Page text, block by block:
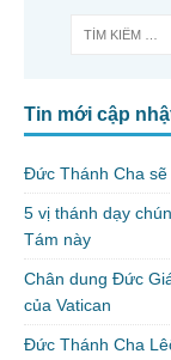
Tin mới cập
Đức Thánh Cha sẽ
5 vị thánh dạy
Tám này
Chân dung Đức
của Vatican
Đức Thánh Cha